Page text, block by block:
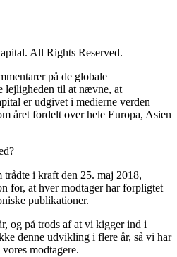
All Rights Reserved.
på de globale
lejligheden til at nævne, at
er udgivet i medierne verden
året fordelt over hele Europa, Asien
trådte i kraft den 25. maj 2018,
for, at hver modtager har forpligtet
publikationer.
og på trods af at vi kigger ind i
denne udvikling i flere år, så vi har
modtagere.